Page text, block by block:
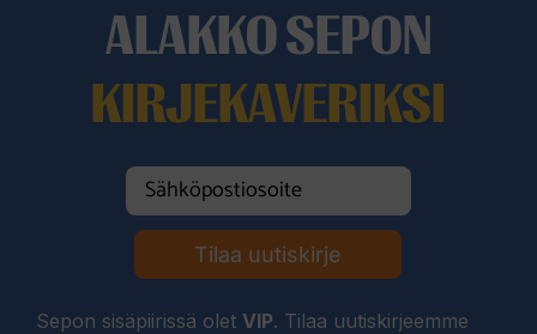
ALAKKO SEPON
KIRJEKAVERIKSI
Tilaa uutiskirje
Sepon sisäpiirissä olet VIP. Tilaa uutiskirjeemme